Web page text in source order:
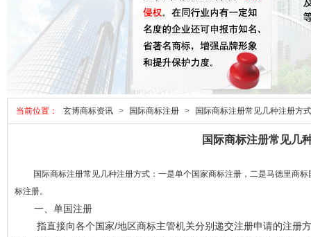
当前位置： 玄博商标资讯 > 国际商标注册 > 国际商标注册常见几种注册方式
国际商标注册常见几
国际商标注册常见几种注册方式：一是单个国家商标注册，二是马德里商
标注册。
一、单国注册
指直接向各个国家/地区商标主管机关分别递交注册申请的注册方